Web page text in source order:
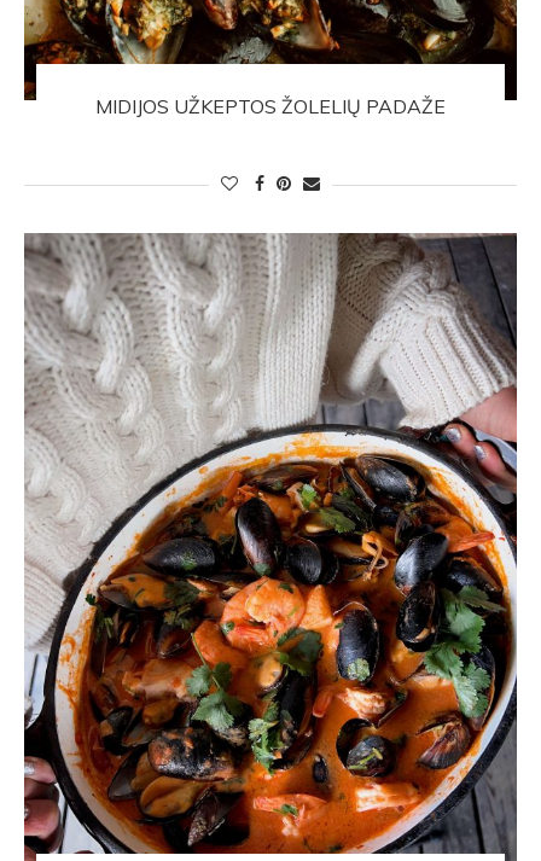
MIDIJOS UŽKEPTOS ŽOLELIŲ PADAŽE